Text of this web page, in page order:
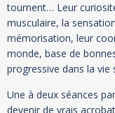
tournent… Leur
musculaire, la
mémorisation, leur
monde, base de
progressive dans la vie
Une à deux séances
devenir de vrais